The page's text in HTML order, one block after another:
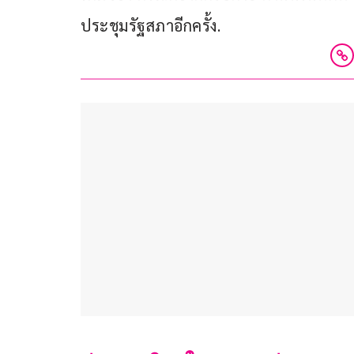
ประชุมรัฐสภาอีกครั้ง.